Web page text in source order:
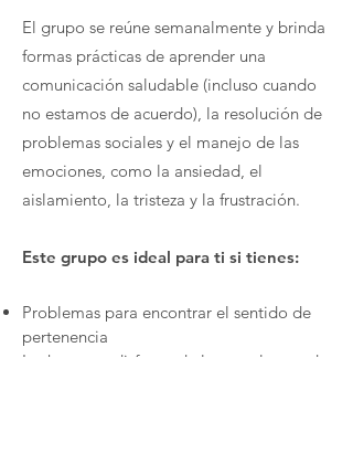
El grupo se reúne semanalmente y brinda
formas prácticas de aprender una
comunicación saludable (incluso cuando
no estamos de acuerdo), la resolución de
problemas sociales y el manejo de las
emociones, como la ansiedad, el
aislamiento, la tristeza y la frustración.
Este grupo es ideal para ti si tienes:
Problemas para encontrar el sentido de
pertenencia
Luchas para disfrutar de la escuela: puede